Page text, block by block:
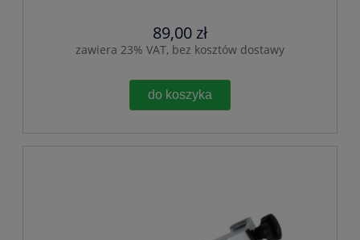
89,00 zł
zawiera 23% VAT, bez kosztów dostawy
do koszyka